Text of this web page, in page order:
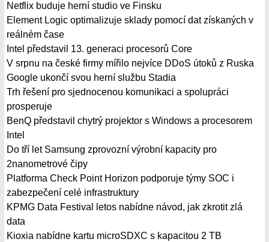
Netflix buduje herní studio ve Finsku
Element Logic optimalizuje sklady pomocí dat získaných v
reálném čase
Intel představil 13. generaci procesorů Core
V srpnu na české firmy mířilo nejvíce DDoS útoků z Ruska
Google ukončí svou herní službu Stadia
Trh řešení pro sjednocenou komunikaci a spolupráci
prosperuje
BenQ představil chytrý projektor s Windows a procesorem
Intel
Do tří let Samsung zprovozní výrobní kapacity pro
2nanometrové čipy
Platforma Check Point Horizon podporuje týmy SOC i
zabezpečení celé infrastruktury
KPMG Data Festival letos nabídne návod, jak zkrotit zlá
data
Kioxia nabídne kartu microSDXC s kapacitou 2 TB